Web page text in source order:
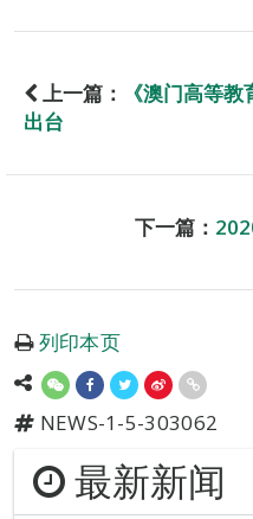
上一篇：
《澳门高等
出台
下一篇：
列印本页
NEWS-1-5-303062
最新新闻